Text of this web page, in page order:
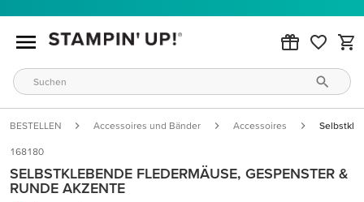
BESTELLEN Accessoires und Bänder Accessoires
168180
SELBSTKLEBENDE FLEDERMÄUSE, GESPENSTER &
RUNDE AKZENTE